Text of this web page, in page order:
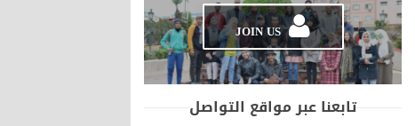
JOIN US
تابعنا عبر مواقع التواصل